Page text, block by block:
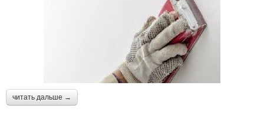
читать дальше →